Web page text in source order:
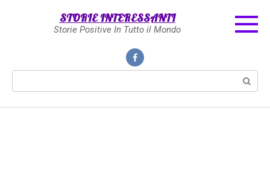
STORIE INTERESSANTI
Storie Positive In Tutto il Mondo